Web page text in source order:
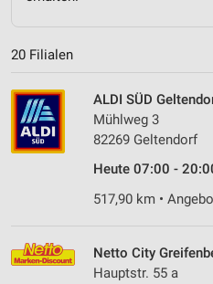
20 Filialen
ALDI SÜD
Mühlweg 3
82269 Geltendorf
Heute 07:00 -
517,90 km •
Netto City
Hauptstr. 55 a